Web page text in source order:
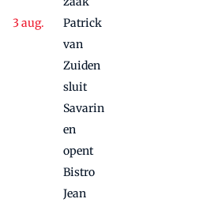
Patrick
van
Zuiden
sluit
Savarin
en
opent
Bistro
Jean